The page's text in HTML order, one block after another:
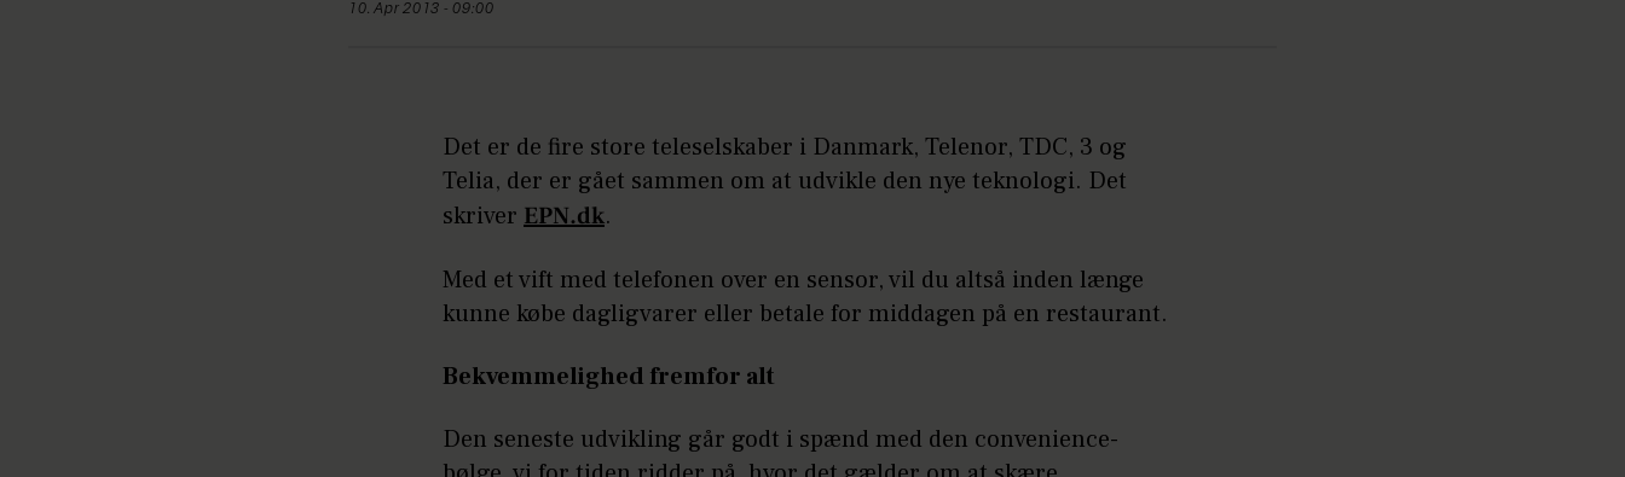
10. Apr 2013 - 09:00
Det er de fire store teleselskaber i Danmark, Telenor, TDC, 3 og
Telia, der er gået sammen om at udvikle den nye teknologi. Det
skriver EPN.dk.
Med et vift med telefonen over en sensor, vil du altså inden længe
kunne købe dagligvarer eller betale for middagen på en restaurant.
Bekvemmelighed fremfor alt
Den seneste udvikling går godt i spænd med den convenience-